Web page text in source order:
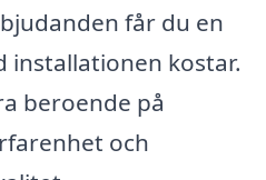
får du en
installationen kostar.
beroende på
och